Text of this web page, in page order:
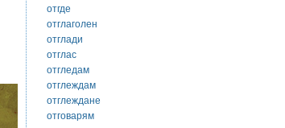
отгде
отглаголен
отглади
отглас
отгледам
отглеждам
отглеждане
отговарям